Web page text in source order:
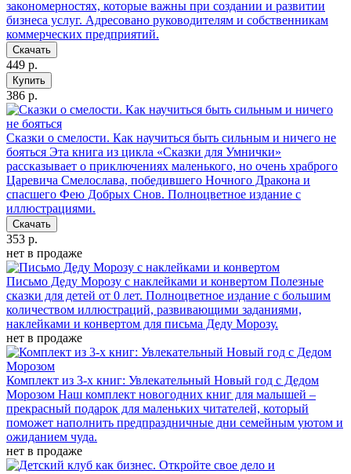
закономерностях, которые важны при создании и развитии
бизнеса услуг. Адресовано руководителям и собственникам
коммерческих предприятий.
Скачать
449 р.
Купить
386 р.
Сказки о смелости. Как научиться быть сильным и ничего не
бояться Эта книга из цикла «Сказки для Умнички»
рассказывает о приключениях маленького, но очень храброго
Царевича Смелослава, победившего Ночного Дракона и
спасшего Фею Добрых Снов. Полноцветное издание с
иллюстрациями.
Скачать
353 р.
нет в продаже
Письмо Деду Морозу с наклейками и конвертом Полезные
сказки для детей от 0 лет. Полноцветное издание с большим
количеством иллюстраций, развивающими заданиями,
наклейками и конвертом для письма Деду Морозу.
нет в продаже
Комплект из 3-х книг: Увлекательный Новый год с Дедом
Морозом Наш комплект новогодних книг для малышей –
прекрасный подарок для маленьких читателей, который
поможет наполнить предпраздничные дни семейным уютом и
ожиданием чуда.
нет в продаже